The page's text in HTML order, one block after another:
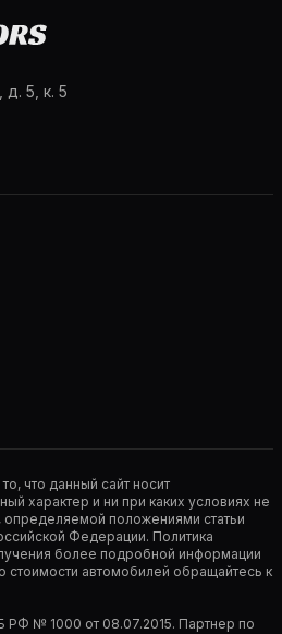
5, к. 5
что данный сайт носит
характер и ни при каких условиях не
определяемой положениями статьи
Федерации. Политика
более подробной информации
стоимости автомобилей обращайтесь к
РФ № 1000 от 08.07.2015. Партнер по